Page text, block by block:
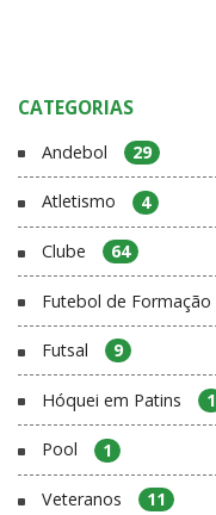
CATEGORIAS
Andebol 29
Atletismo 4
Clube 64
Futebol de Formação
Futsal 9
Hóquei em Patins 1
Pool 1
Veteranos 11